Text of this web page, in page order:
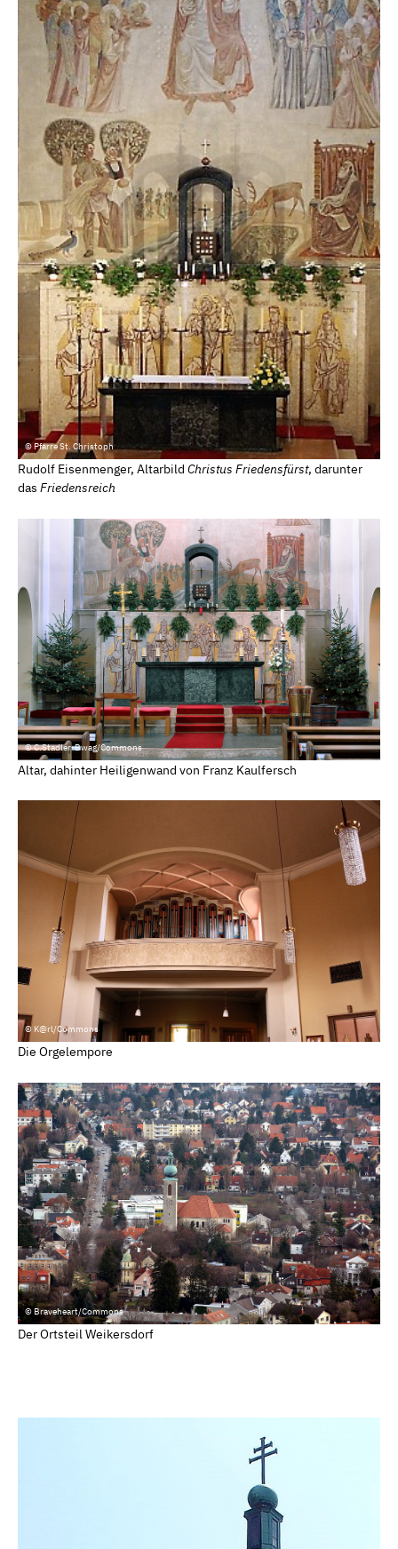
© Pfarre St. Christoph
Rudolf Eisenmenger, Altarbild Christus Friedensfürst, darunter
das Friedensreich
© C.Stadler-Bwag/Commons
Altar, dahinter Heiligenwand von Franz Kaulfersch
© K@rl/Commons
Die Orgelempore
© Braveheart/Commons
Der Ortsteil Weikersdorf